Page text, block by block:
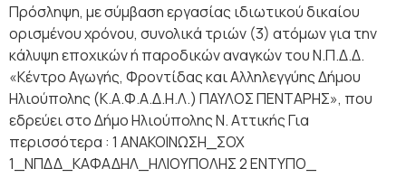
Πρόσληψη, με σύμβαση εργασίας ιδιωτικού δικαίου
ορισμένου χρόνου, συνολικά τριών (3) ατόμων για την
κάλυψη εποχικών ή παροδικών αναγκών του Ν.Π.Δ.Δ.
«Κέντρο Αγωγής, Φροντίδας και Αλληλεγγύης Δήμου
Ηλιούπολης (Κ.Α.Φ.Α.Δ.Η.Λ.) ΠΑΥΛΟΣ ΠΕΝΤΑΡΗΣ», που
εδρεύει στο Δήμο Ηλιούπολης Ν. Αττικής Για
περισσότερα : 1 ΑNAKOINΩΣΗ_ΣΟΧ
1_ΝΠΔΔ_ΚΑΦΑΔΗΛ_ΗΛΙΟΥΠΟΛΗΣ 2 ΕΝΤΥΠΟ_